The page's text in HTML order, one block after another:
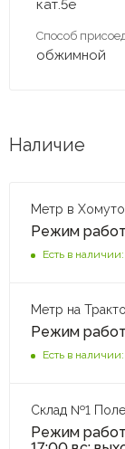
кат.5е
Способ
обжимной
Наличие
Метр в
Режим
Есть в
Метр на
Режим
Есть в
Склад №1
Режим